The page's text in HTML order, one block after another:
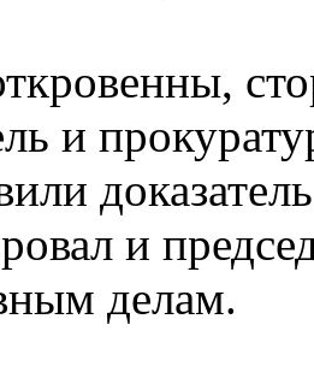
и
и
делам.